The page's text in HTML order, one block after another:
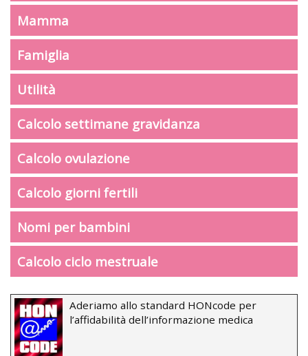
Mamma
Famiglia
Utilità
Calcolo settimane gravidanza
Calcolo ovulazione
Calcolo giorni fertili
Nomi per bambini
Calcolo ciclo mestruale
Aderiamo allo standard HONcode per
l’affidabilità dell’informazione medica